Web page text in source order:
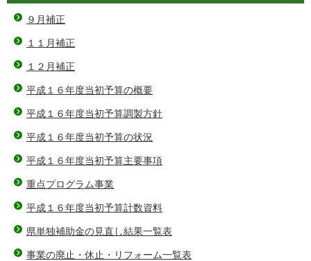
９月補正
１１月補正
１２月補正
平成１６年度当初予算の概要
平成１６年度当初予算調製方針
平成１６年度当初予算の状況
平成１６年度当初予算主要事項
重点プログラム事業
平成１６年度当初予算計数資料
県単独補助金の見直し結果一覧表
事業の廃止・休止・リフォーム一覧表